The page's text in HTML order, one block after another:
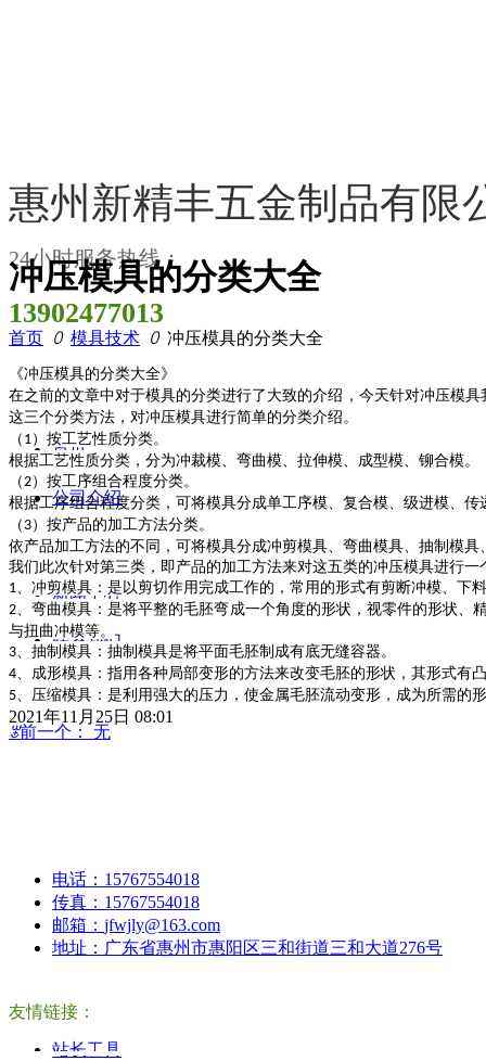
惠州新精丰五金制品有限
24小时服务热线：
13902477013
首页
公司介绍
产品中心
新闻中心
联系我们
冲压模具的分类大全
首页 ꄲ 模具技术 ꄲ 冲压模具的分类大全
《冲压模具的分类大全》
在之前的文章中对于模具的分类进行了大致的介绍，今天针对冲压模
这三个分类方法，对冲压模具进行简单的分类介绍。
（ 1）按工艺性质分类。
根据工艺性质分类，分为冲裁模、弯曲模、拉伸模、成型模、铆合模。
（2）按工序组合程度分类。
根据工序组合程度分类，可将模具分成单工序模、复合模、级进模、传
（ 3）按产品的加工方法分类。
依产品加工方法的不同，可将模具分成冲剪模具、弯曲模具、抽制模
我们此次针对第三类，即产品的加工方法来对这五类的冲压模具进行一
1 、冲剪模具：是以剪切作用完成工作的，常用的形式有剪断冲模、
2 、弯曲模具：是将平整的毛胚弯成一个角度的形状，视零件的形状
与扭曲冲模等。
3 、抽制模具：抽制模具是将平面毛胚制成有底无缝容器。
4 、成形模具：指用各种局部变形的方法来改变毛胚的形状，其形式
5 、压缩模具：是利用强大的压力，使金属毛胚流动变形，成为所需
2021年11月25日 08:01
ꂃ前一个：
无
电话： 15767554018
传真： 15767554018
邮箱： jfwjly@163.com
地址： 广东省惠州市惠阳区三和街道三和大道276号
扫一扫
友情链接：
站长工具